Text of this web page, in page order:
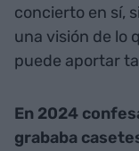
concierto en sí,
una visión de lo
puede aportar
En 2024
grababa